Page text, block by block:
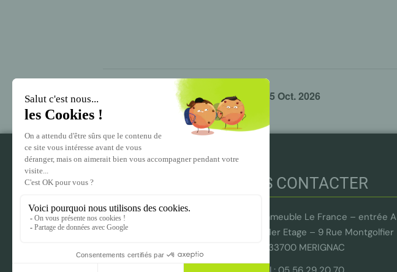
Acteur PRAP IBC – 12 et 15 Oct. 2026
NOUS CONTACTER
Immeuble Le France – entrée A
– 1er Etage – 9 Rue Montgolfier
– 33700 MERIGNAC